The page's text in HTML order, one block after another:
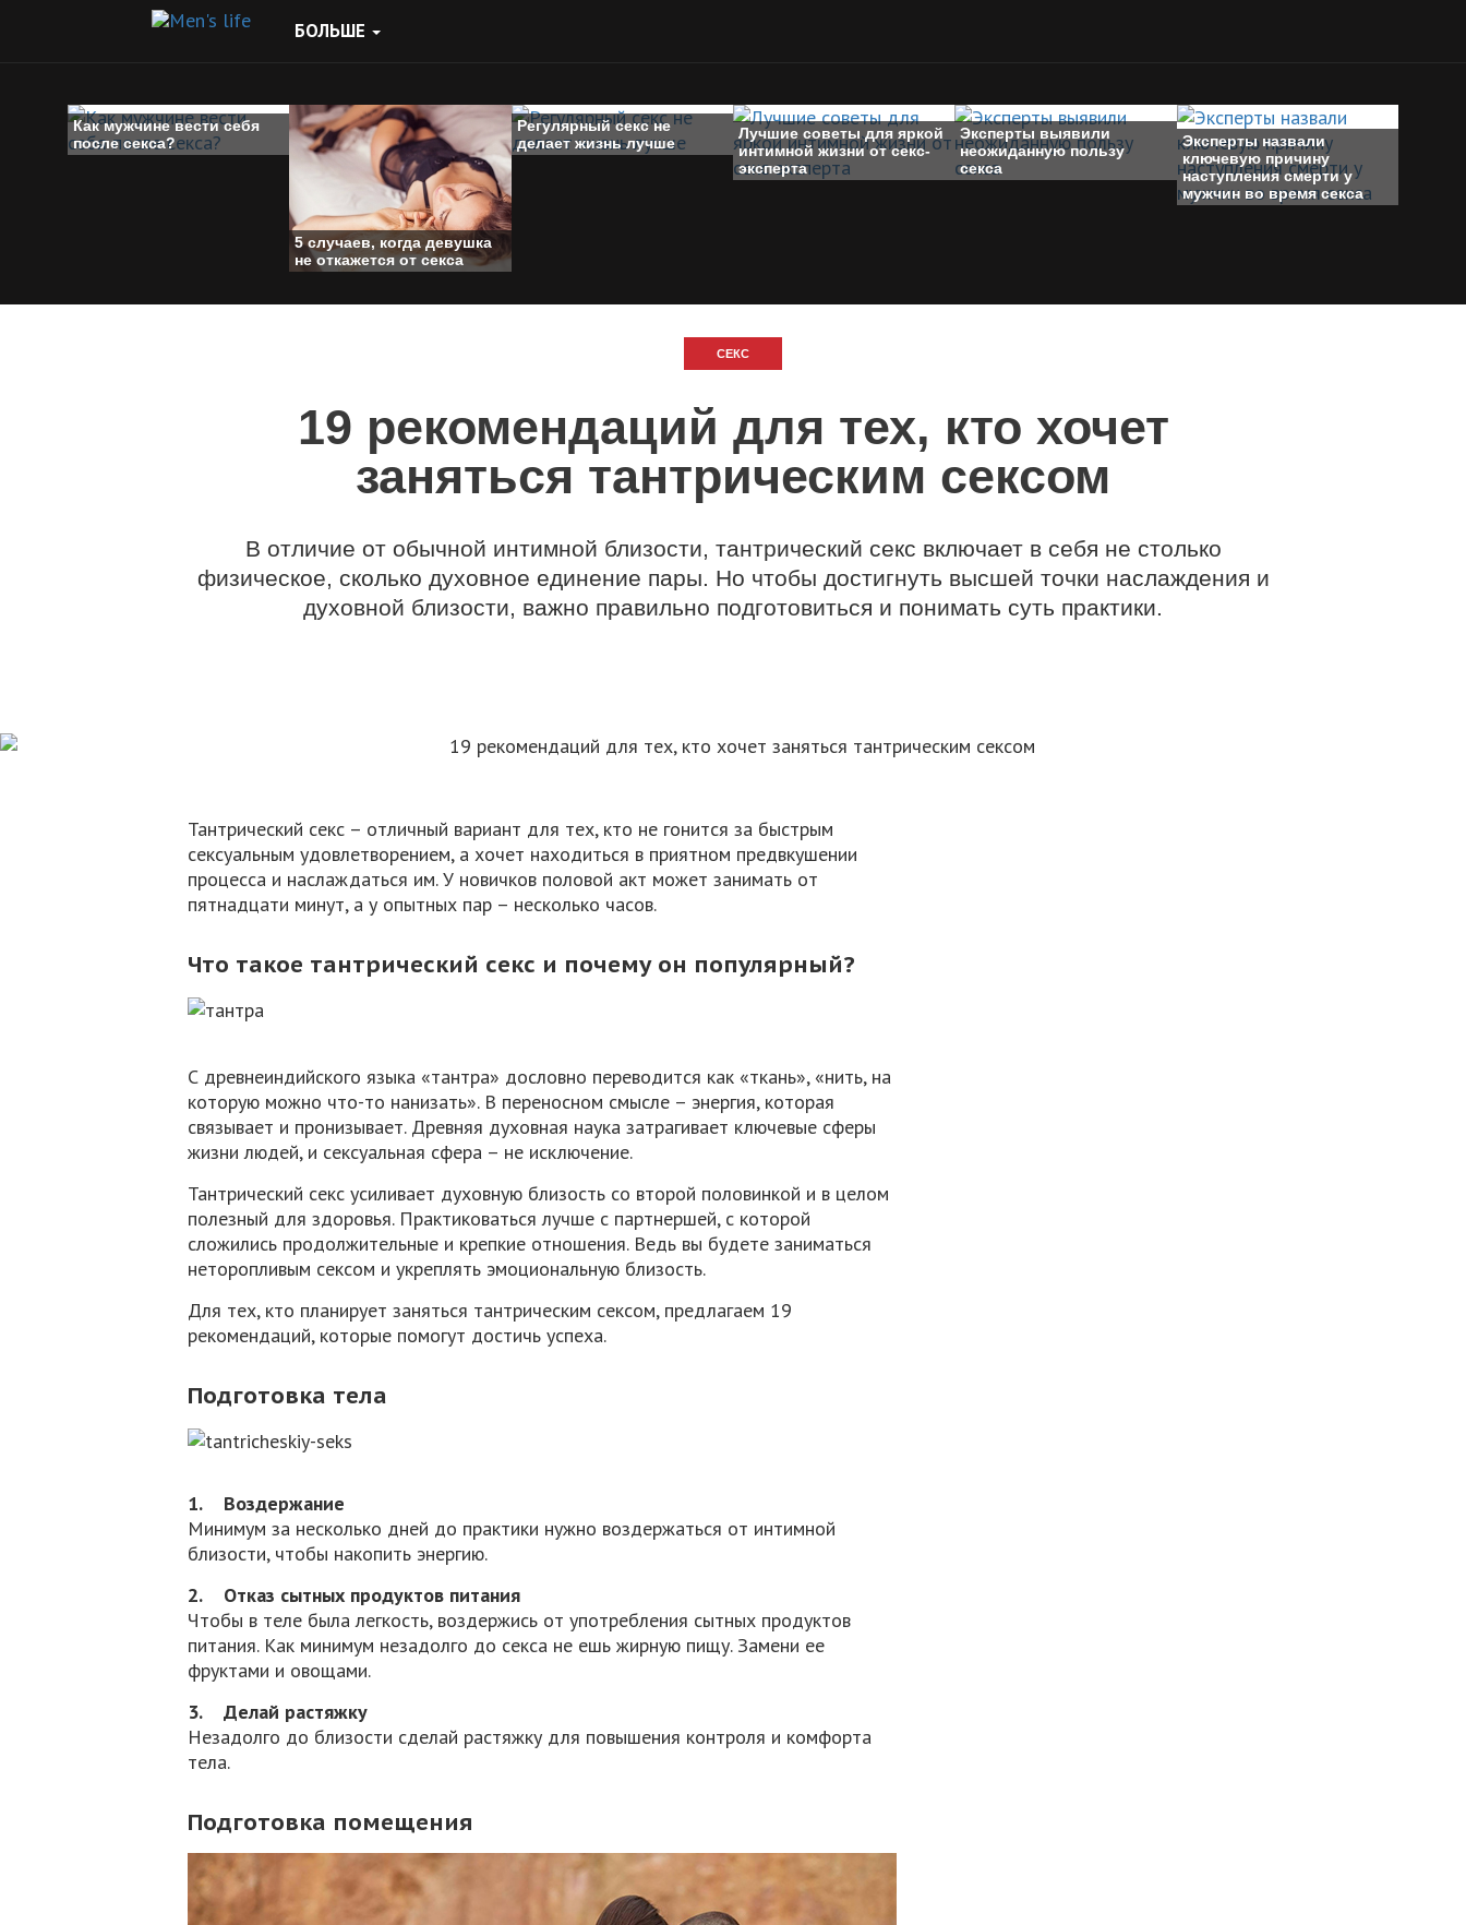
БОЛЬШЕ
Как мужчине вести себя
после секса?
5 случаев, когда девушка
не откажется от секса
Регулярный секс не
делает жизнь лучше
Лучшие советы для яркой
интимной жизни от секс-
эксперта
Эксперты выявили
неожиданную пользу
секса
Эксперты назвали
ключевую причину
наступления смерти у
мужчин во время секса
СЕКС
19 рекомендаций для тех, кто хочет
заняться тантрическим сексом
В отличие от обычной интимной близости, тантрический секс включает в себя не столько
физическое, сколько духовное единение пары. Но чтобы достигнуть высшей точки наслаждения и
духовной близости, важно правильно подготовиться и понимать суть практики.
Тантрический секс – отличный вариант для тех, кто не гонится за быстрым
сексуальным удовлетворением, а хочет находиться в приятном предвкушении
процесса и наслаждаться им. У новичков половой акт может занимать от
пятнадцати минут, а у опытных пар – несколько часов.
Что такое тантрический секс и почему он популярный?
С древнеиндийского языка «тантра» дословно переводится как «ткань», «нить, на
которую можно что-то нанизать». В переносном смысле – энергия, которая
связывает и пронизывает. Древняя духовная наука затрагивает ключевые сферы
жизни людей, и сексуальная сфера – не исключение.
Тантрический секс усиливает духовную близость со второй половинкой и в целом
полезный для здоровья. Практиковаться лучше с партнершей, с которой
сложились продолжительные и крепкие отношения. Ведь вы будете заниматься
неторопливым сексом и укреплять эмоциональную близость.
Для тех, кто планирует заняться тантрическим сексом, предлагаем 19
рекомендаций, которые помогут достичь успеха.
Подготовка тела
1. Воздержание
Минимум за несколько дней до практики нужно воздержаться от интимной
близости, чтобы накопить энергию.
2. Отказ сытных продуктов питания
Чтобы в теле была легкость, воздержись от употребления сытных продуктов
питания. Как минимум незадолго до секса не ешь жирную пищу. Замени ее
фруктами и овощами.
3. Делай растяжку
Незадолго до близости сделай растяжку для повышения контроля и комфорта
тела.
Подготовка помещения